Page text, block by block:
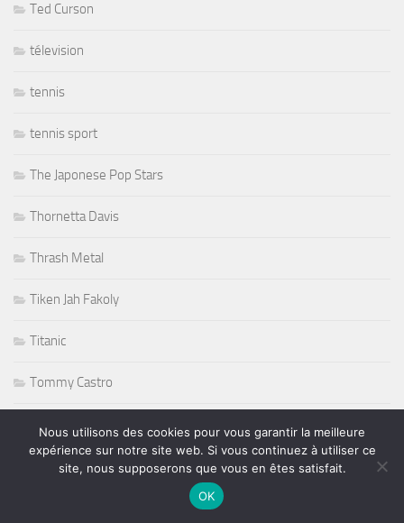
Ted Curson
télevision
tennis
tennis sport
The Japonese Pop Stars
Thornetta Davis
Thrash Metal
Tiken Jah Fakoly
Titanic
Tommy Castro
Tommy Shaw
Tony Martin
Nous utilisons des cookies pour vous garantir la meilleure
expérience sur notre site web. Si vous continuez à utiliser ce
site, nous supposerons que vous en êtes satisfait.
OK